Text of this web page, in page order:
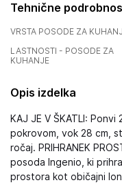
Tehnične
VRSTA POSODE ZA
LASTNOSTI - POSODE ZA
KUHANJE
Opis izdelka
KAJ JE V ŠKATLI:
pokrovom, vok 28 cm,
ročaj. PRIHRANEK
posoda Ingenio, ki
prostora kot običajni